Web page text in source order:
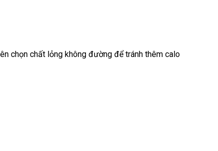
chọn chất lỏng không đường để tránh thêm calo